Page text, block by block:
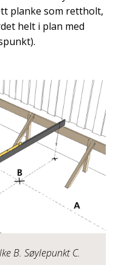
planke som rettholt,
helt i plan med
B. Søylepunkt C.